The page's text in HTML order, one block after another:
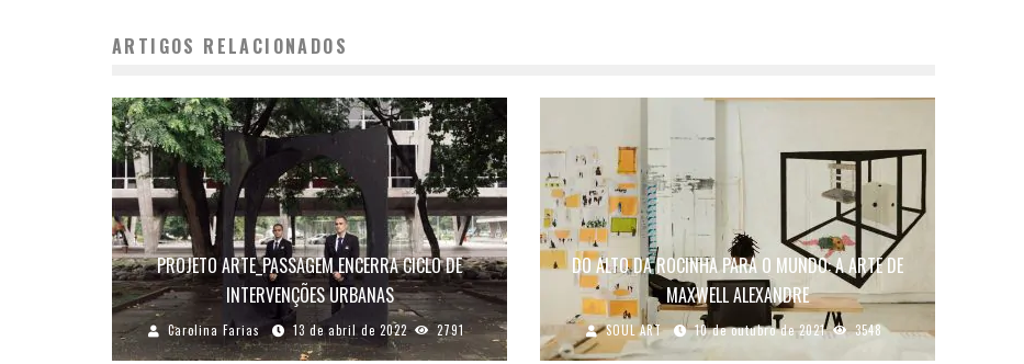
ARTIGOS RELACIONADOS
PROJETO ARTE_PASSAGEM ENCERRA CICLO DE
INTERVENÇÕES URBANAS
Carolina Farias 13 de abril de 2022 2791
DO ALTO DA ROCINHA PARA O MUNDO: A ARTE DE
MAXWELL ALEXANDRE
SOUL ART 10 de outubro de 2021 3548